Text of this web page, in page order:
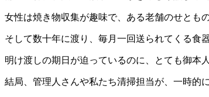
女性は焼き物収集が趣味で、ある老舗のせとも
そして数十年に渡り、毎月一回送られてくる食
明け渡しの期日が迫っているのに、とても御本
結局、管理人さんや私たち清掃担当が、一時的